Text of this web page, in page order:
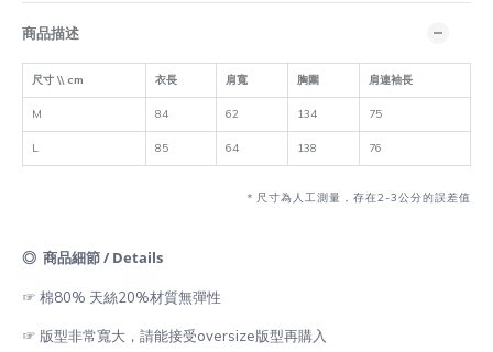
商品描述
尺寸 \\ cm 衣長 肩寬 胸圍 肩連袖長
M 84 62 134 75
L 85 64 138 76
＊尺寸為人工測量，存在2-3公分的誤差值
◎ 商品細節 / Details
☞ 棉80% 天絲20%材質無彈性
☞ 版型非常寬大，請能接受oversize版型再購入